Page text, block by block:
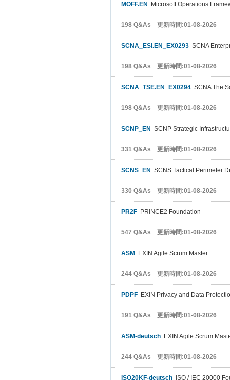
MOFF.EN Microsoft Operations
198 Q&As 更新時間:01-08-2026
SCNA_ESI.EN_EX0293 SCNA
198 Q&As 更新時間:01-08-2026
SCNA_TSE.EN_EX0294 SCNA The
198 Q&As 更新時間:01-08-2026
SCNP_EN SCNP Strategic
331 Q&As 更新時間:01-08-2026
SCNS_EN SCNS Tactical Perimeter
330 Q&As 更新時間:01-08-2026
PR2F PRINCE2 Foundation
547 Q&As 更新時間:01-08-2026
ASM EXIN Agile Scrum Master
244 Q&As 更新時間:01-08-2026
PDPF EXIN Privacy and Data
191 Q&As 更新時間:01-08-2026
ASM-deutsch EXIN Agile Scrum
244 Q&As 更新時間:01-08-2026
ISO20KF-deutsch ISO / IEC 20000